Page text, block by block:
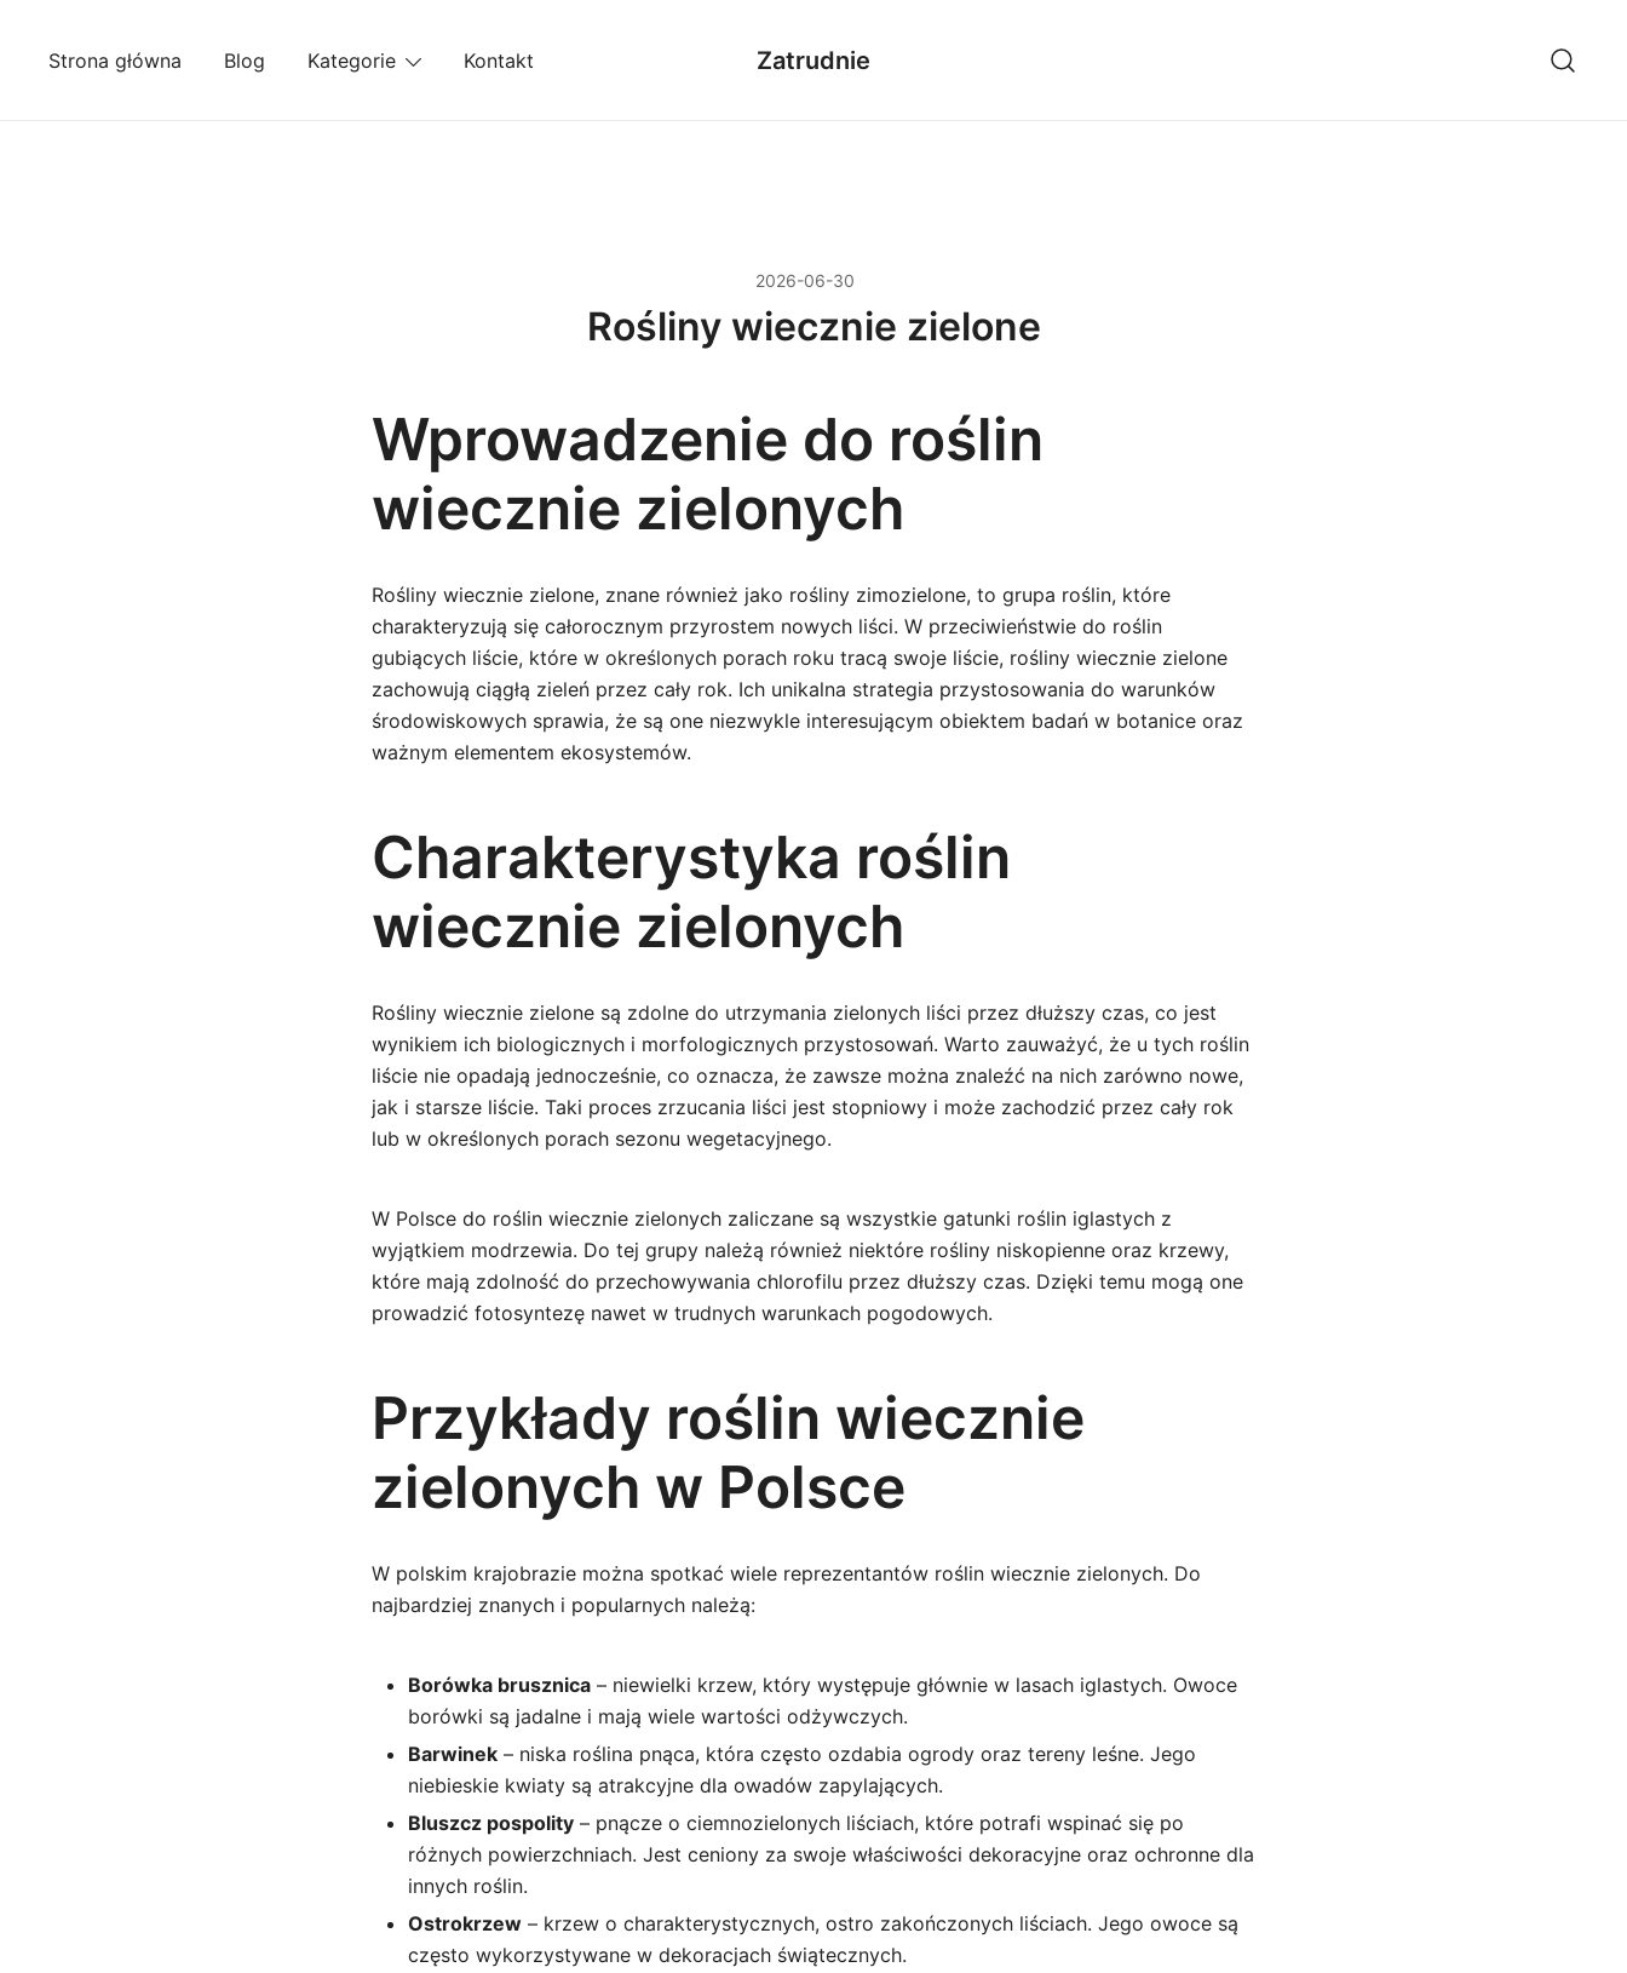
Strona główna Blog Kategorie Kontakt Zatrudnie
2026-06-30
Rośliny wiecznie zielone
Wprowadzenie do roślin
wiecznie zielonych
Rośliny wiecznie zielone, znane również jako rośliny zimozielone, to grupa roślin, które
charakteryzują się całorocznym przyrostem nowych liści. W przeciwieństwie do roślin
gubiących liście, które w określonych porach roku tracą swoje liście, rośliny wiecznie zielone
zachowują ciągłą zieleń przez cały rok. Ich unikalna strategia przystosowania do warunków
środowiskowych sprawia, że są one niezwykle interesującym obiektem badań w botanice oraz
ważnym elementem ekosystemów.
Charakterystyka roślin
wiecznie zielonych
Rośliny wiecznie zielone są zdolne do utrzymania zielonych liści przez dłuższy czas, co jest
wynikiem ich biologicznych i morfologicznych przystosowań. Warto zauważyć, że u tych roślin
liście nie opadają jednocześnie, co oznacza, że zawsze można znaleźć na nich zarówno nowe,
jak i starsze liście. Taki proces zrzucania liści jest stopniowy i może zachodzić przez cały rok
lub w określonych porach sezonu wegetacyjnego.
W Polsce do roślin wiecznie zielonych zaliczane są wszystkie gatunki roślin iglastych z
wyjątkiem modrzewia. Do tej grupy należą również niektóre rośliny niskopienne oraz krzewy,
które mają zdolność do przechowywania chlorofilu przez dłuższy czas. Dzięki temu mogą one
prowadzić fotosyntezę nawet w trudnych warunkach pogodowych.
Przykłady roślin wiecznie
zielonych w Polsce
W polskim krajobrazie można spotkać wiele reprezentantów roślin wiecznie zielonych. Do
najbardziej znanych i popularnych należą:
Borówka brusznica – niewielki krzew, który występuje głównie w lasach iglastych. Owoce
borówki są jadalne i mają wiele wartości odżywczych.
Barwinek – niska roślina pnąca, która często ozdabia ogrody oraz tereny leśne. Jego
niebieskie kwiaty są atrakcyjne dla owadów zapylających.
Bluszcz pospolity – pnącze o ciemnozielonych liściach, które potrafi wspinać się po
różnych powierzchniach. Jest ceniony za swoje właściwości dekoracyjne oraz ochronne dla
innych roślin.
Ostrokrzew – krzew o charakterystycznych, ostro zakończonych liściach. Jego owoce są
często wykorzystywane w dekoracjach świątecznych.